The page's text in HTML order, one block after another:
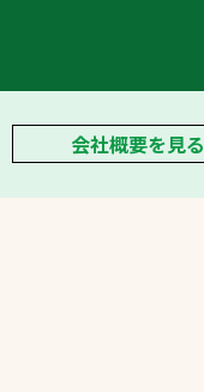
会社概要を見る